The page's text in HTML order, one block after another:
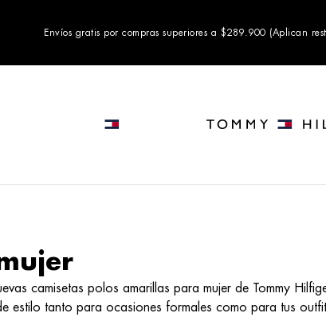
Envíos gratis por compras superiores a $289.900 (Aplican
camisetas polos amarillas para mujer de Tommy
estilo tanto para ocasiones formales como para tus